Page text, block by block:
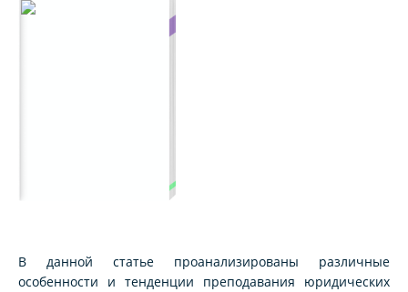
В данной статье проанализированы различные
особенности и тенденции преподавания юридических